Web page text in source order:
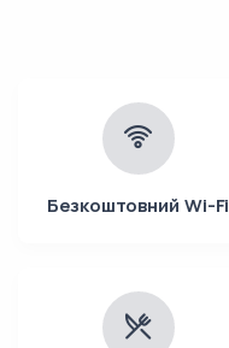
Безкоштовний Wi-Fi